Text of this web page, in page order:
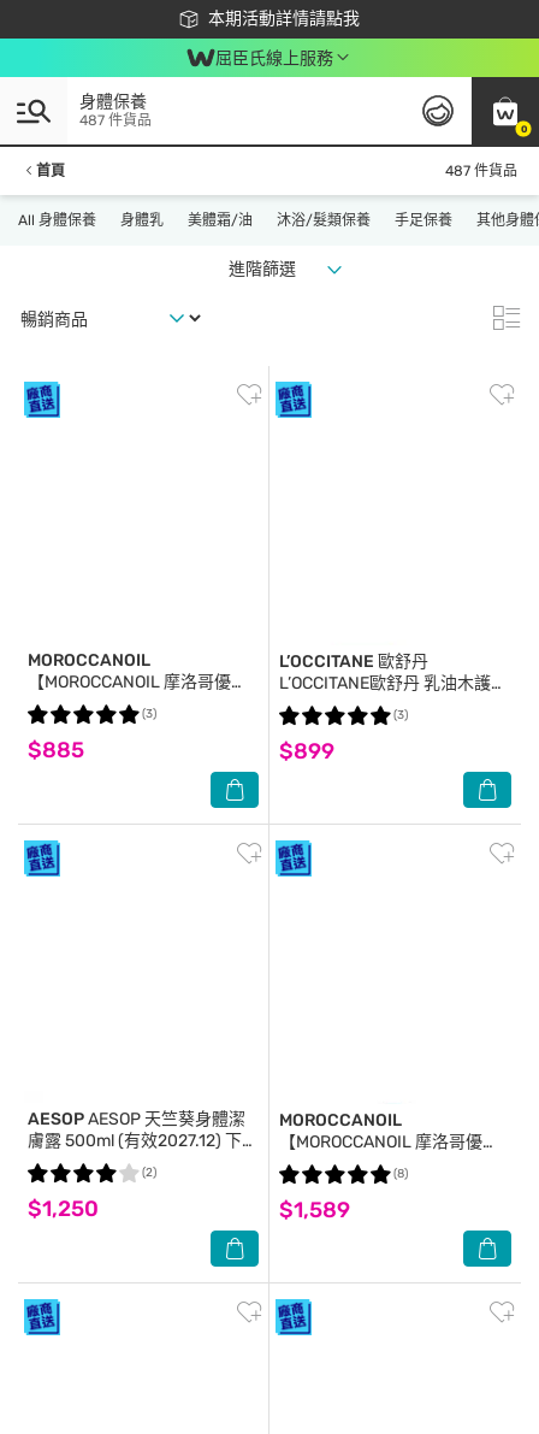
本期活動詳情請點我
下載app最高回饋$350
屈臣氏線上服務
0
身體保養
487 件貨品
首頁 487 件貨品
All 身體保養 身體乳 美體霜/油 沐浴/髮類保養 手足保養 其他身體
進階篩選
MOROCCANOIL
【MOROCCANOIL 摩洛哥優
油】摩洛哥輕優油 100ml 公司
貨 髮油
$885
(3)
L’OCCITANE 歐舒丹
L’OCCITANE歐舒丹 乳油木護手
霜 150ml
$899
(3)
AESOPAESOP 天竺葵身體潔
膚露 500ml (有效2027.12) 下殺
特賣
$1,250
(2)
MOROCCANOIL
【MOROCCANOIL 摩洛哥優
油】摩洛哥優油200ml 公司貨
$1,589
(8)